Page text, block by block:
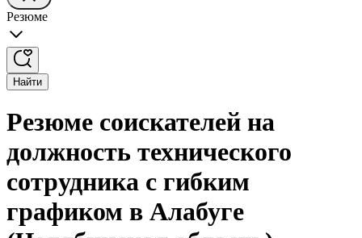
Резюме
Найти
Резюме соискателей на
должность технического
сотрудника с гибким
графиком в Алабуге